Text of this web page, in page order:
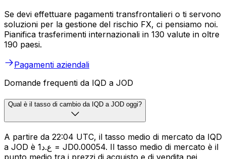
Se devi effettuare pagamenti transfrontalieri o ti servono
soluzioni per la gestione del rischio FX, ci pensiamo noi.
Pianifica trasferimenti internazionali in 130 valute in oltre
190 paesi.
Pagamenti aziendali
Domande frequenti da IQD a JOD
Qual è il tasso di cambio da IQD a JOD oggi?
A partire da 22:04 UTC, il tasso medio di mercato da IQD
a JOD è ع.د1 = JD0.00054. Il tasso medio di mercato è il
punto medio tra i prezzi di acquisto e di vendita nei